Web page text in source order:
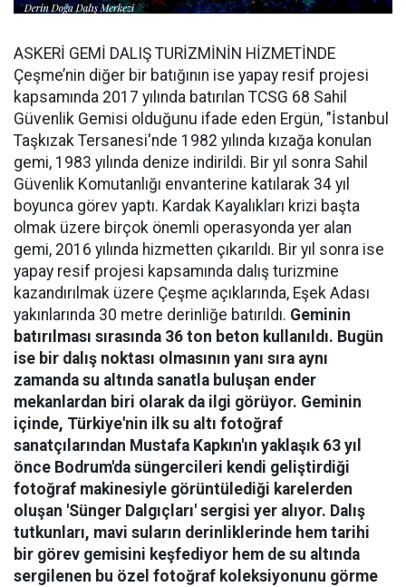
ASKERİ GEMİ DALIŞ TURİZMİNİN HİZMETİNDE
Çeşme’nin diğer bir batığının ise yapay resif projesi
kapsamında 2017 yılında batırılan TCSG 68 Sahil
Güvenlik Gemisi olduğunu ifade eden Ergün, "İstanbul
Taşkızak Tersanesi'nde 1982 yılında kızağa konulan
gemi, 1983 yılında denize indirildi. Bir yıl sonra Sahil
Güvenlik Komutanlığı envanterine katılarak 34 yıl
boyunca görev yaptı. Kardak Kayalıkları krizi başta
olmak üzere birçok önemli operasyonda yer alan
gemi, 2016 yılında hizmetten çıkarıldı. Bir yıl sonra ise
yapay resif projesi kapsamında dalış turizmine
kazandırılmak üzere Çeşme açıklarında, Eşek Adası
yakınlarında 30 metre derinliğe batırıldı. Geminin
batırılması sırasında 36 ton beton kullanıldı. Bugün
ise bir dalış noktası olmasının yanı sıra aynı
zamanda su altında sanatla buluşan ender
mekanlardan biri olarak da ilgi görüyor. Geminin
içinde, Türkiye'nin ilk su altı fotoğraf
sanatçılarından Mustafa Kapkın'ın yaklaşık 63 yıl
önce Bodrum'da süngercileri kendi geliştirdiği
fotoğraf makinesiyle görüntülediği karelerden
oluşan 'Sünger Dalgıçları' sergisi yer alıyor. Dalış
tutkunları, mavi suların derinliklerinde hem tarihi
bir görev gemisini keşfediyor hem de su altında
sergilenen bu özel fotoğraf koleksiyonunu görme